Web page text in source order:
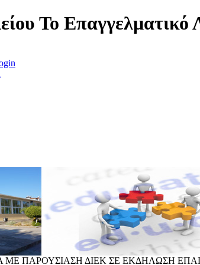
Το Επαγγελματικό
ΜΕ ΠΑΡΟΥΣΙΑΣΗ ΔΙΕΚ ΣΕ ΕΚΔΗΛΩΣΗ